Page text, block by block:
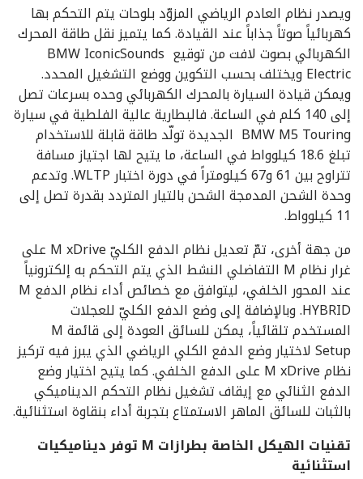
ويصدر نظام العادم الرياضي المزوّد بلوحات يتم التحكم بها
كهربائياً صوتاً جذاباً عند القيادة. كما يتميز نقل طاقة المحرك
الكهربائي بصوت لافت من توقيع BMW IconicSounds
Electric ويختلف بحسب التكوين ووضع التشغيل المحدد.
ويمكن قيادة السيارة بالمحرك الكهربائي وحده بسرعات تصل
إلى 140 كلم في الساعة. فالبطارية عالية الفلطية في سيارة
BMW M5 Touring الجديدة تولّد طاقة قابلة للاستخدام
تبلغ 18.6 كيلوواط في الساعة، ما يتيح لها اجتياز مسافة
تتراوح بين 61 و67 كيلومتراً في دورة اختبار WLTP. وتدعم
وحدة الشحن المدمجة الشحن بالتيار المتردد بقدرة تصل إلى
11 كيلوواط.
من جهة أخرى، تمّ تعديل نظام الدفع الكليّ M xDrive على
غرار نظام M التفاضلي النشط الذي يتم التحكم به إلكترونياً
عند المحور الخلفي، ليتوافق مع خصائص أداء نظام الدفع M
HYBRID. وبالإضافة إلى وضع الدفع الكليّ للعجلات
المستخدم تلقائياً، يمكن للسائق العودة إلى قائمة M
Setup لاختيار وضع الدفع الكلي الرياضي الذي يبرز فيه تركيز
نظام M xDrive على الدفع الخلفي. كما يتيح اختيار وضع
الدفع الثنائي مع إيقاف تشغيل نظام التحكم الديناميكي
بالثبات للسائق الماهر الاستمتاع بتجربة أداء بنقاوة استثنائية.
تقنيات الهيكل الخاصة بطرازات M توفر ديناميكيات
استثنائية